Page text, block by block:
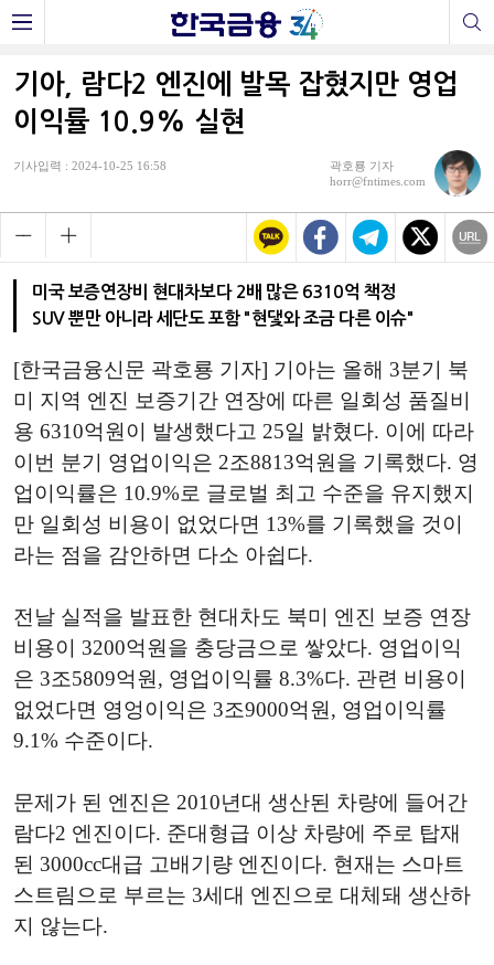
기아, 람다2 엔진에 발목 잡혔지만 영업
이익률 10.9% 실현
기사입력 : 2024-10-25 16:58
곽호룡 기자
horr@fntimes.com
미국 보증연장비 현대차보다 2배 많은 6310억 책정
SUV 뿐만 아니라 세단도 포함 "현댗와 조금 다른 이슈"
[한국금융신문 곽호룡 기자] 기아는 올해 3분기 북
미 지역 엔진 보증기간 연장에 따른 일회성 품질비
용 6310억원이 발생했다고 25일 밝혔다. 이에 따라
이번 분기 영업이익은 2조8813억원을 기록했다. 영
업이익률은 10.9%로 글로벌 최고 수준을 유지했지
만 일회성 비용이 없었다면 13%를 기록했을 것이
라는 점을 감안하면 다소 아쉽다.
전날 실적을 발표한 현대차도 북미 엔진 보증 연장
비용이 3200억원을 충당금으로 쌓았다. 영업이익
은 3조5809억원, 영업이익률 8.3%다. 관련 비용이
없었다면 영엉이익은 3조9000억원, 영업이익률
9.1% 수준이다.
문제가 된 엔진은 2010년대 생산된 차량에 들어간
람다2 엔진이다. 준대형급 이상 차량에 주로 탑재
된 3000cc대급 고배기량 엔진이다. 현재는 스마트
스트림으로 부르는 3세대 엔진으로 대체돼 생산하
지 않는다.